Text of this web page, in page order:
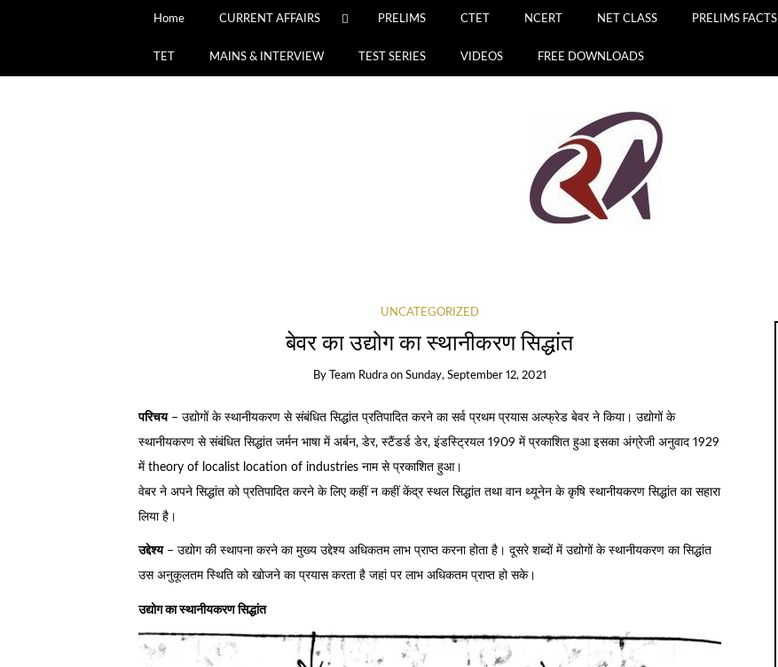
Home CURRENT AFFAIRS PRELIMS CTET NCERT NET CLASS PRELIMS FACTS
TET MAINS & INTERVIEW TEST SERIES VIDEOS FREE DOWNLOADS
UNCATEGORIZED
बेवर का उद्योग का स्थानीकरण सिद्धांत
By Team Rudra on Sunday, September 12, 2021
परिचय– उद्योगों के स्थानीयकरण से संबंधित सिद्धांत प्रतिपादित करने का सर्व प्रथम प्रयास अल्फ्रेड बेवर ने किया। उद्योगों के
स्थानीयकरण से संबंधित सिद्धांत जर्मन भाषा में अर्बन, डेर, स्टैंडर्ड डेर, इंडस्ट्रियल 1909 में प्रकाशित हुआ इसका अंग्रेजी अनुवाद 1929
में theory of localist location of industries नाम से प्रकाशित हुआ।
वेबर ने अपने सिद्धांत को प्रतिपादित करने के लिए कहीं न कहीं केंद्र स्थल सिद्धांत तथा वान थ्यूनेन के कृषि स्थानीयकरण सिद्धांत का सहारा
लिया है।
उद्देश्य– उद्योग की स्थापना करने का मुख्य उद्देश्य अधिकतम लाभ प्राप्त करना होता है। दूसरे शब्दों में उद्योगों के स्थानीयकरण का सिद्धांत
उस अनुकूलतम स्थिति को खोजने का प्रयास करता है जहां पर लाभ अधिकतम प्राप्त हो सके।
उद्योग का स्थानीयकरण सिद्धांत